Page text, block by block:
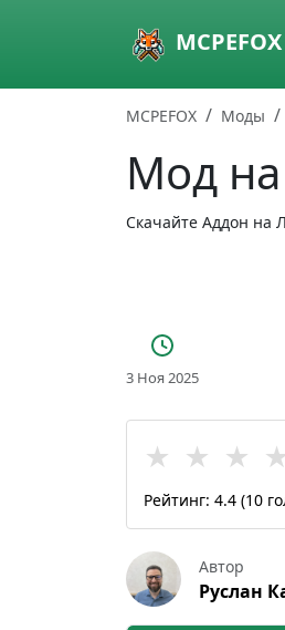
Skip to main content MCPEFOX
MCPEFOX Моды
Мод
Скачайте Аддон на
3 Ноя 2025
★ ★ ★
Рейтинг: 4.4 (10
Автор
Руслан